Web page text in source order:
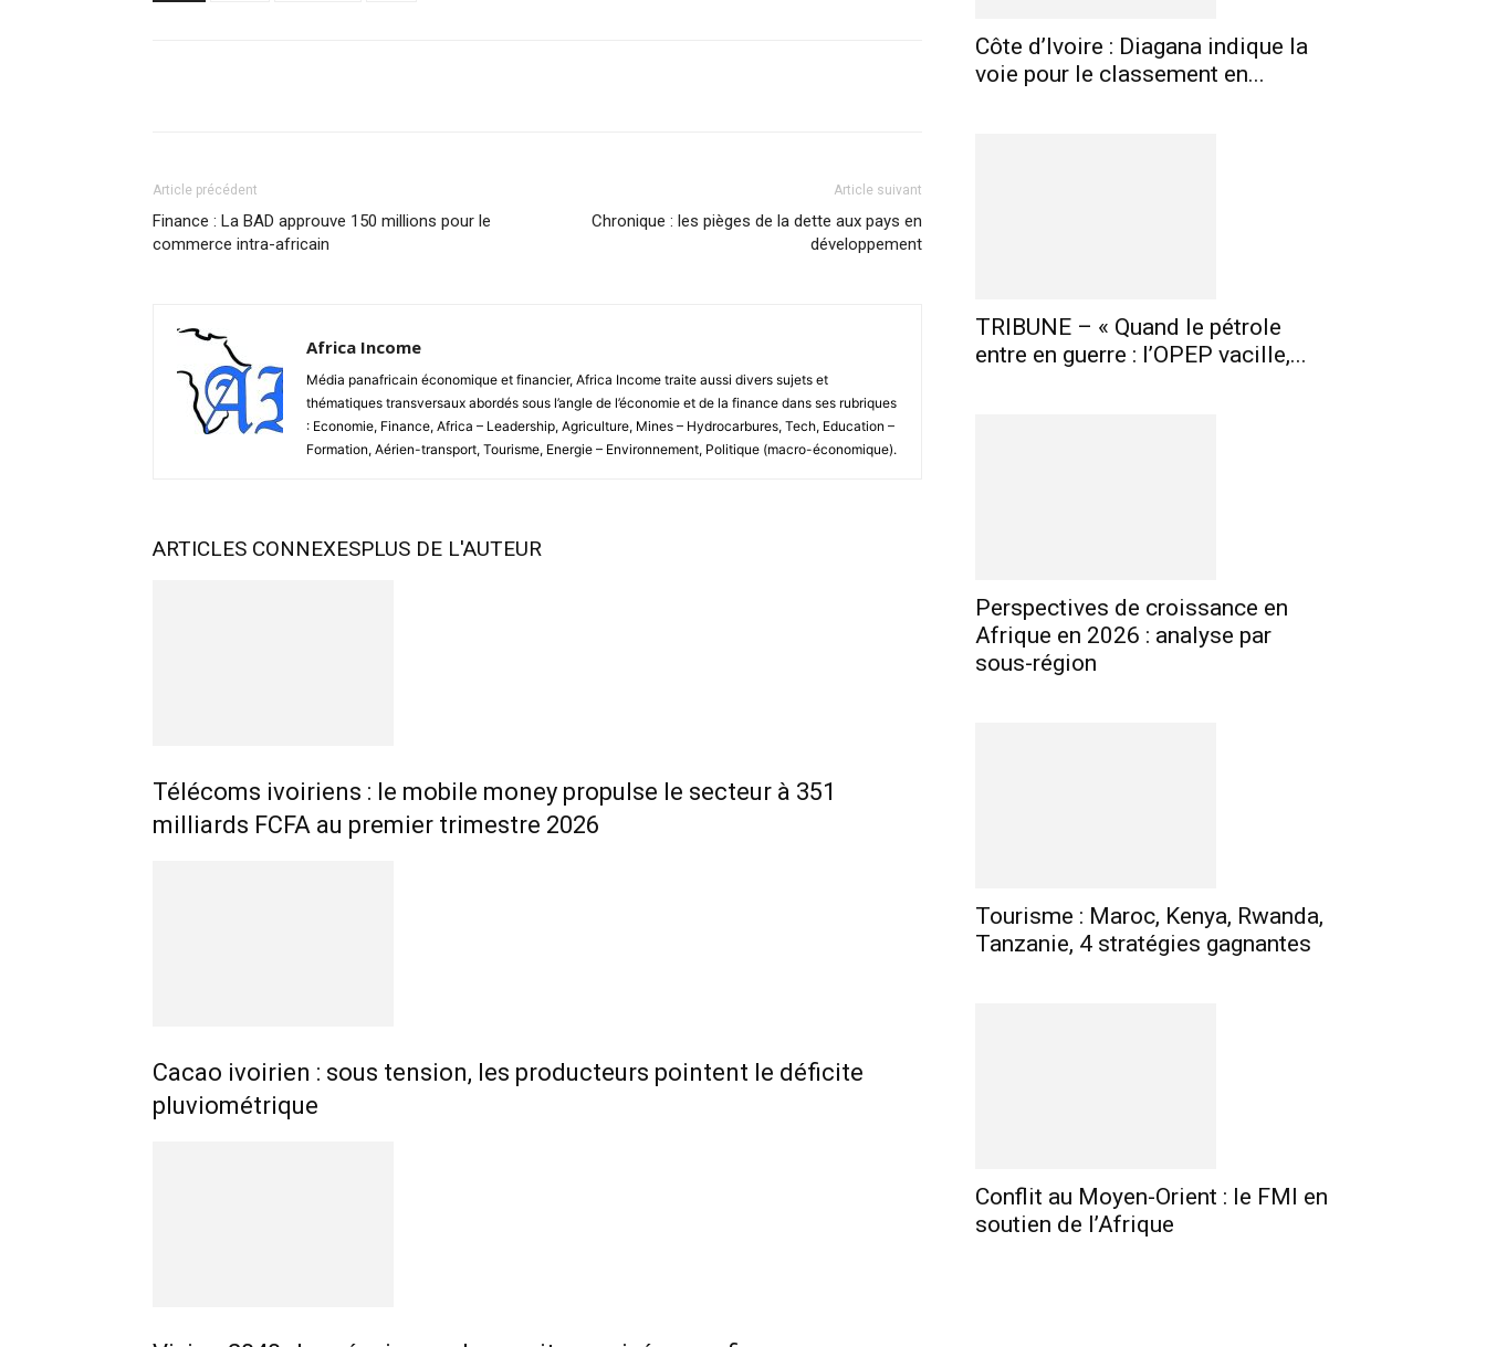
E-mail Imprimer
Article précédent
Finance : La BAD approuve 150 millions pour le
commerce intra-africain
Article suivant
Chronique : les pièges de la dette aux pays en
développement
Africa Income
Média panafricain économique et financier, Africa Income traite aussi divers sujets et
thématiques transversaux abordés sous l’angle de l’économie et de la finance dans ses rubriques
: Economie, Finance, Africa – Leadership, Agriculture, Mines – Hydrocarbures, Tech, Education –
Formation, Aérien-transport, Tourisme, Energie – Environnement, Politique (macro-économique).
ARTICLES CONNEXESPLUS DE L'AUTEUR
Télécoms ivoiriens : le mobile money propulse le secteur à 351
milliards FCFA au premier trimestre 2026
Cacao ivoirien : sous tension, les producteurs pointent le déficite
pluviométrique
Côte d’Ivoire : Diagana indique la
voie pour le classement en...
TRIBUNE – « Quand le pétrole
entre en guerre : l’OPEP vacille,...
Perspectives de croissance en
Afrique en 2026 : analyse par
sous-région
Tourisme : Maroc, Kenya, Rwanda,
Tanzanie, 4 stratégies gagnantes
Conflit au Moyen-Orient : le FMI en
soutien de l’Afrique